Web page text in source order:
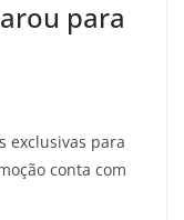
para
exclusivas para
conta com